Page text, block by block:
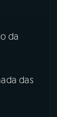
da
das